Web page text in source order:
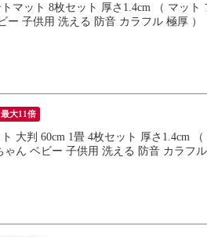
マット 8枚セット 厚さ1.4cm （ マッ
ー 子供用 洗える 防音 カラフル 極厚 ）
大11倍
大判 60cm 1畳 4枚セット 厚さ1.4cm
ゃん ベビー 子供用 洗える 防音 カラフ